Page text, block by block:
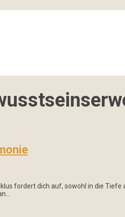
fordert dich auf, sowohl in die